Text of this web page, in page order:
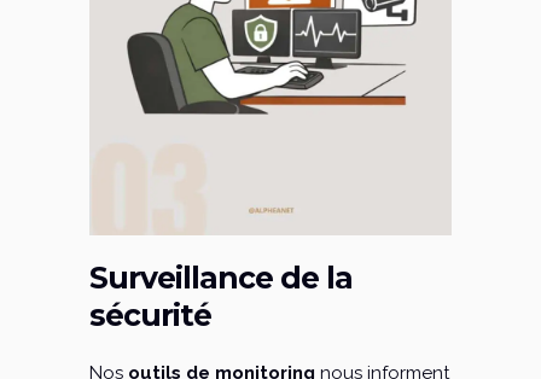
Surveillance de la
sécurité
Nos outils de monitoring nous informent